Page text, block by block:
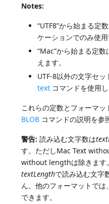
Notes:
“UTF8”から始まる定
ケーションでのみ使用
“Mac”から始まる定
えます。
UTF-8以外の文字セッ
text コマンドを使用し
これらの定数とフォーマ
BLOB コマンドの説明を参
警告: 読み込む文字数は
す。ただしMac Text
without lengthは除きます
textLengthで読み込む文字
ん。他のフォーマットでは
できます。